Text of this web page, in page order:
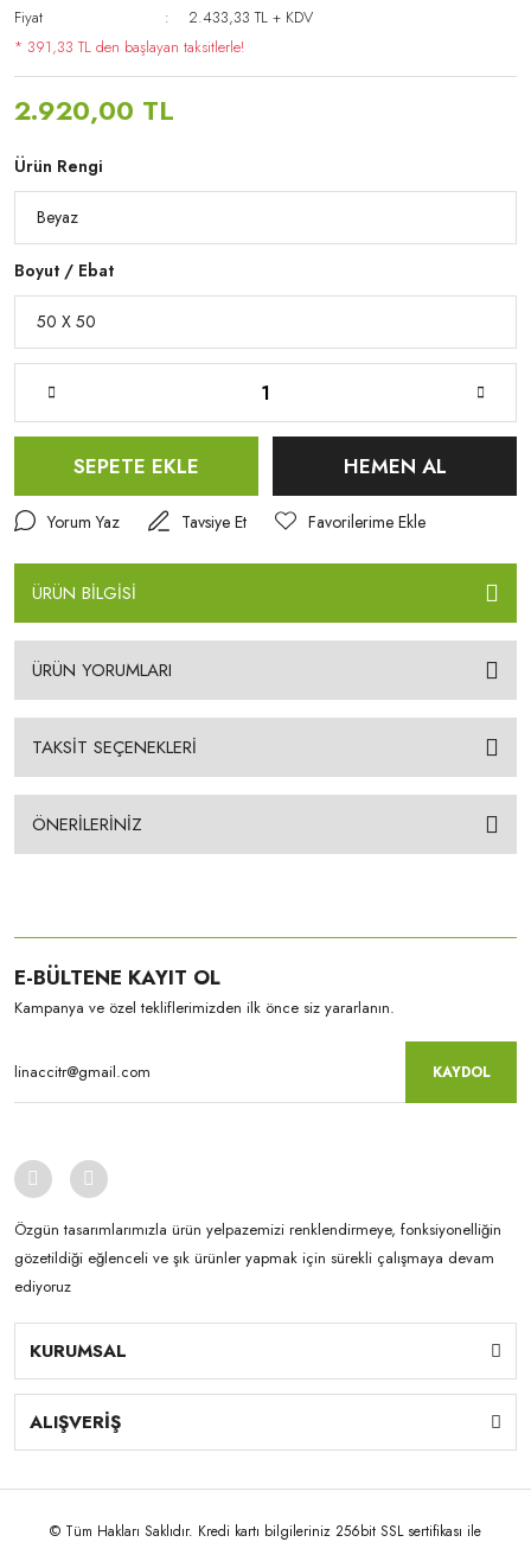
Fiyat
2.433,33 TL + KDV
* 391,33 TL den başlayan taksitlerle!
2.920,00 TL
Ürün Rengi
Boyut / Ebat
SEPETE EKLE HEMEN AL
Yorum Yaz Tavsiye Et
ÜRÜN BİLGİSİ
ÜRÜN YORUMLARI
TAKSİT SEÇENEKLERİ
ÖNERİLERİNİZ
E-BÜLTENE KAYIT OL
Kampanya ve özel tekliflerimizden ilk önce siz yararlanın.
KAYDOL
Özgün tasarımlarımızla ürün yelpazemizi renklendirmeye, fonksiyonelliğin
gözetildiği eğlenceli ve şık ürünler yapmak için sürekli çalışmaya devam
ediyoruz
KURUMSAL
ALIŞVERİŞ
© Tüm Hakları Saklıdır. Kredi kartı bilgileriniz 256bit SSL sertifikası ile